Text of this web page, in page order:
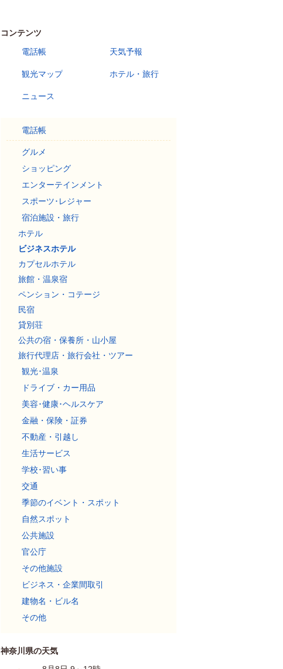
コンテンツ
電話帳
天気予報
観光マップ ホテル・旅行
ニュース
電話帳
グルメ
ショッピング
エンターテインメント
スポーツ･レジャー
宿泊施設・旅行
ホテル
ビジネスホテル
カプセルホテル
旅館・温泉宿
ペンション・コテージ
民宿
貸別荘
公共の宿・保養所・山小屋
旅行代理店・旅行会社・ツアー
観光･温泉
ドライブ・カー用品
美容･健康･ヘルスケア
金融・保険・証券
不動産・引越し
生活サービス
学校･習い事
交通
季節のイベント・スポット
自然スポット
公共施設
官公庁
その他施設
ビジネス・企業間取引
建物名・ビル名
その他
神奈川県の天気